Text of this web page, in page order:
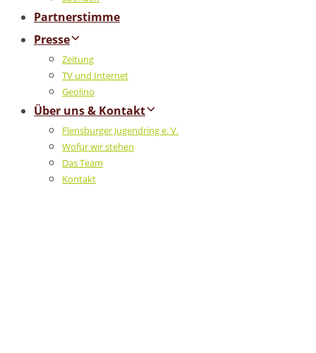
Partnerstimme
Presse
Zeitung
TV und Internet
Geolino
Über uns & Kontakt
Flensburger Jugendring e. V.
Wofür wir stehen
Das Team
Kontakt